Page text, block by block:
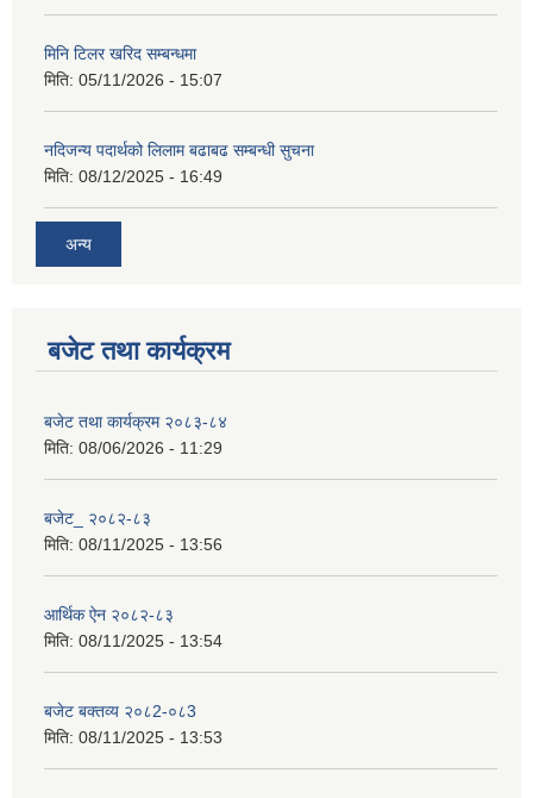
मिनि टिलर खरिद सम्बन्धमा
मिति: 05/11/2026 - 15:07
नदिजन्य पदार्थको लिलाम बढाबढ सम्बन्धी सुचना
मिति: 08/12/2025 - 16:49
अन्य
बजेट तथा कार्यक्रम
बजेट तथा कार्यक्रम २०८३-८४
मिति: 08/06/2026 - 11:29
बजेट_ २०८२-८३
मिति: 08/11/2025 - 13:56
आर्थिक ऐन २०८२-८३
मिति: 08/11/2025 - 13:54
बजेट बक्तव्य २०८2-०८3
मिति: 08/11/2025 - 13:53